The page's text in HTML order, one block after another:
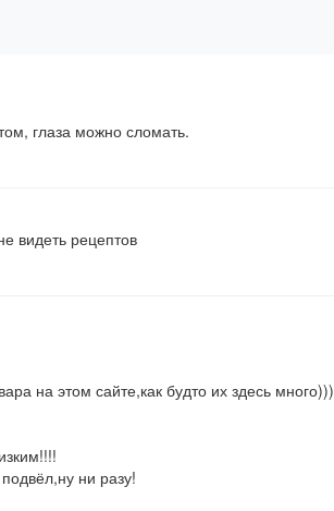
глаза можно сломать.
видеть рецептов
на этом сайте,как будто их здесь много)))
ни разу!